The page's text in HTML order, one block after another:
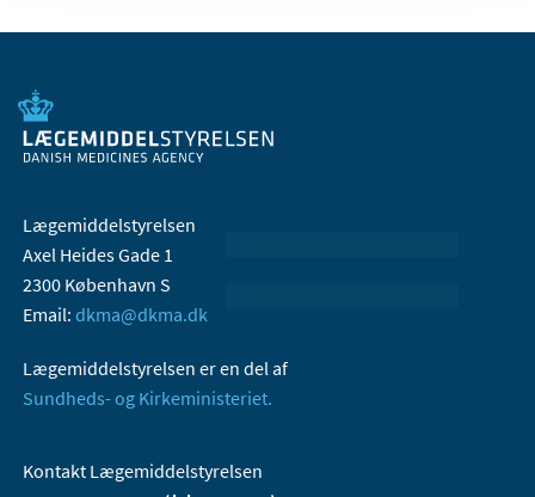
Lægemiddelstyrelsen
Axel Heides Gade 1
2300 København S
Email: dkma@dkma.dk
Lægemiddelstyrelsen er en del af
Sundheds- og Kirkeministeriet.
Kontakt Lægemiddelstyrelsen